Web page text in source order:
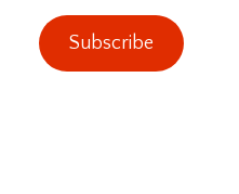
Subscribe